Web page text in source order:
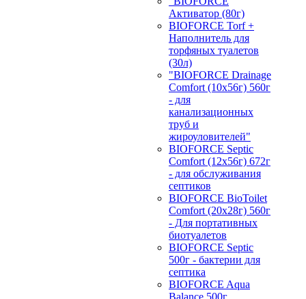
Активатор (80г)
BIOFORCE Torf +
Наполнитель для
торфяных туалетов
(30л)
"BIOFORCE Drainage
Comfort (10x56г) 560г
- для
канализационных
труб и
жироуловителей"
BIOFORCE Septic
Comfort (12x56г) 672г
- для обслуживания
септиков
BIOFORCE BioToilet
Comfort (20x28г) 560г
- Для портативных
биотуалетов
BIOFORCE Septic
500г - бактерии для
септика
BIOFORCE Aqua
Balance 500г